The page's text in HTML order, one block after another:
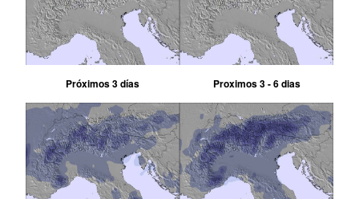
Próximos 3 días Proximos 3 - 6 dias